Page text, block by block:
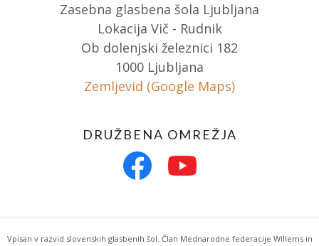
Zasebna glasbena šola Ljubljana
Lokacija Vič - Rudnik
Ob dolenjski železnici 182
1000 Ljubljana
Zemljevid (Google Maps)
DRUŽBENA OMREŽJA
Vpisan v razvid slovenskih glasbenih šol. Član Mednarodne federacije Willems in